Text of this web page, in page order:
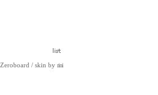
Zeroboard / skin by rini